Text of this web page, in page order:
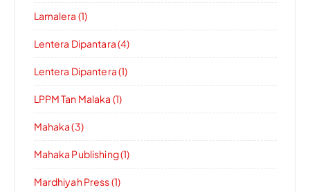
Lamalera (1)
Lentera Dipantara (4)
Lentera Dipantera (1)
LPPM Tan Malaka (1)
Mahaka (3)
Mahaka Publishing (1)
Mardhiyah Press (1)